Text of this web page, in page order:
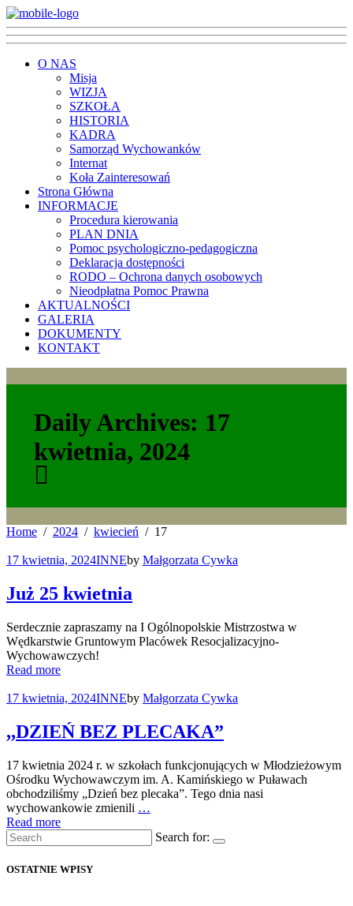
O NAS
Misja
WIZJA
SZKOŁA
HISTORIA
KADRA
Samorząd Wychowanków
Internat
Koła Zainteresowań
Strona Główna
INFORMACJE
Procedura kierowania
PLAN DNIA
Pomoc psychologiczno-pedagogiczna
Deklaracja dostępności
RODO – Ochrona danych osobowych
Nieodpłatna Pomoc Prawna
AKTUALNOŚCI
GALERIA
DOKUMENTY
KONTAKT
Daily Archives: 17
kwietnia, 2024
Home 2024 kwiecień 17
17 kwietnia, 2024INNEby Małgorzata Cywka
Już 25 kwietnia
Serdecznie zapraszamy na I Ogólnopolskie Mistrzostwa w
Wędkarstwie Gruntowym Placówek Resocjalizacyjno-
Wychowawczych!
Read more
17 kwietnia, 2024INNEby Małgorzata Cywka
,,DZIEŃ BEZ PLECAKA”
17 kwietnia 2024 r. w szkołach funkcjonujących w Młodzieżowym
Ośrodku Wychowawczym im. A. Kamińskiego w Puławach
obchodziliśmy „Dzień bez plecaka”. Tego dnia nasi
wychowankowie zmienili …
Read more
Search for:
OSTATNIE WPISY